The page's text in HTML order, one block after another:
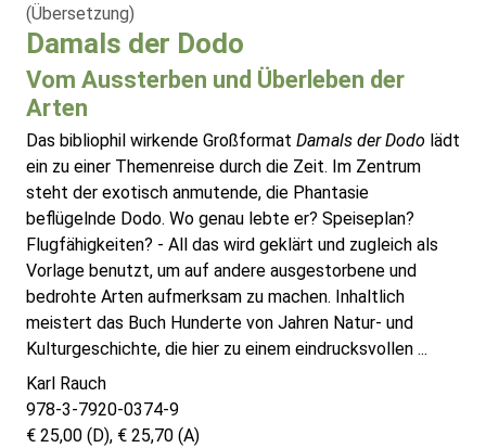
(Übersetzung)
Damals der Dodo
Vom Aussterben und Überleben der
Arten
Das bibliophil wirkende Großformat Damals der Dodo lädt
ein zu einer Themenreise durch die Zeit. Im Zentrum
steht der exotisch anmutende, die Phantasie
beflügelnde Dodo. Wo genau lebte er? Speiseplan?
Flugfähigkeiten? - All das wird geklärt und zugleich als
Vorlage benutzt, um auf andere ausgestorbene und
bedrohte Arten aufmerksam zu machen. Inhaltlich
meistert das Buch Hunderte von Jahren Natur- und
Kulturgeschichte, die hier zu einem eindrucksvollen ...
Karl Rauch
978-3-7920-0374-9
€ 25,00 (D), € 25,70 (A)